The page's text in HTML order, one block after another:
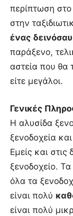
περίπτωση
στην
ένας
παράξενο,
αστεία που θα
είτε μεγάλοι.
Γενικές
Η αλυσίδα
ξενοδοχεία
Εμείς και στις
ξενοδοχείο.
όλα τα
είναι πολύ
είναι πολύ